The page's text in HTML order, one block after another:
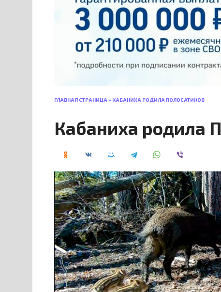
ГЛАВНАЯ СТРАНИЦА» КАБАНИХА РОДИЛА ПОЛОСАТИКОВ
Кабаниха родила